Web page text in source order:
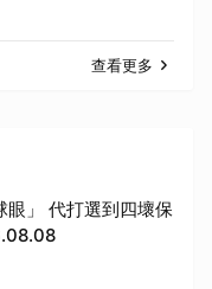
查看更多
眼」 代打選到四壞保